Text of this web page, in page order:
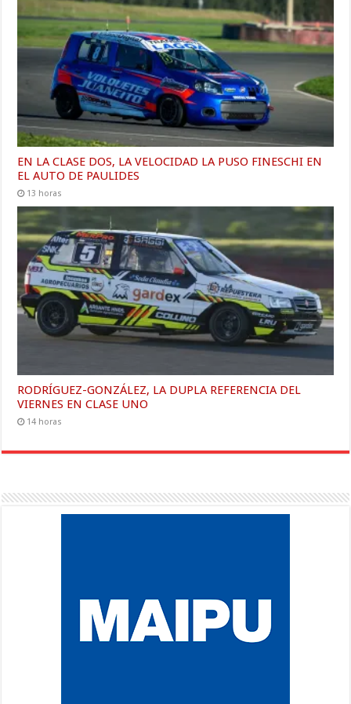
EN LA CLASE DOS, LA VELOCIDAD LA PUSO FINESCHI EN
EL AUTO DE PAULIDES
13 horas
RODRÍGUEZ-GONZÁLEZ, LA DUPLA REFERENCIA DEL
VIERNES EN CLASE UNO
14 horas